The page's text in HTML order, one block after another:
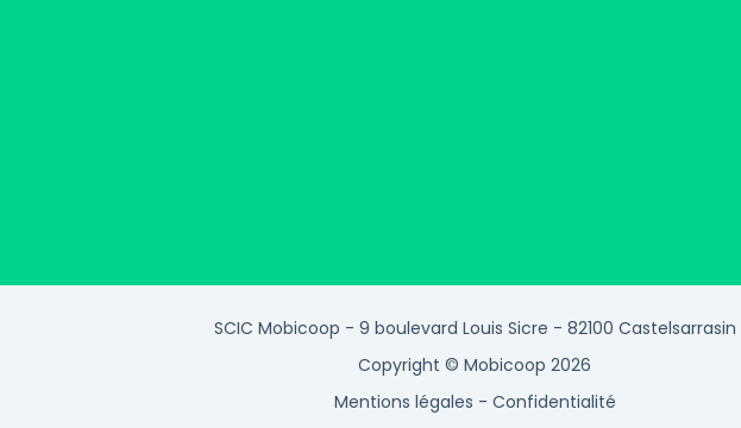
SCIC Mobicoop - 9 boulevard Louis Sicre - 82100 Castelsarrasin
Copyright © Mobicoop 2026
Mentions légales - Confidentialité